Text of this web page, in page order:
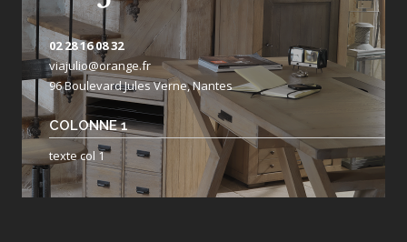
02 28 16 08 32
viajulio@orange.fr
96 Boulevard Jules Verne, Nantes
COLONNE 1
texte col 1